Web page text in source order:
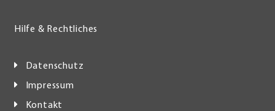
Hilfe & Rechtliches
Datenschutz
Impressum
Kontakt